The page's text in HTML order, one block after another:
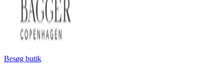
Besøg butik